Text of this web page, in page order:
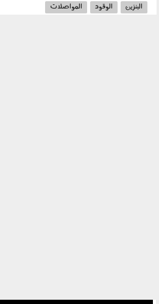
البنزين الوقود المواصلات